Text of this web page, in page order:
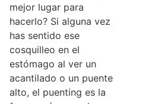
mejor lugar para
hacerlo? Si alguna vez
has sentido ese
cosquilleo en el
estómago al ver un
acantilado o un puente
alto, el puenting es la